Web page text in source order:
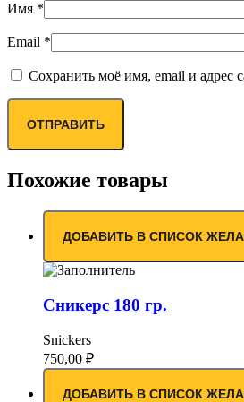
Имя *
Email *
Сохранить моё имя, email и адрес
Похожие товары
ДОБАВИТЬ В СПИСОК
Сникерс 180 гр.
Snickers
750,00 ₽
ДОБАВИТЬ В СПИСОК